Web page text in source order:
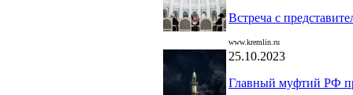
Встреча с
www.kremlin.ru
25.10.2023
Главный муфтий РФ